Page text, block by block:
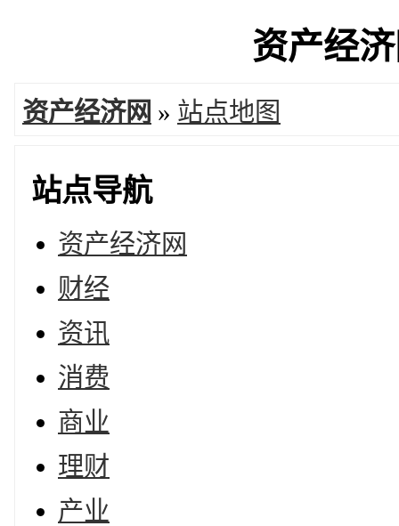
资产经
资产经济网 » 站点地图
站点导航
资产经济网
财经
资讯
消费
商业
理财
产业